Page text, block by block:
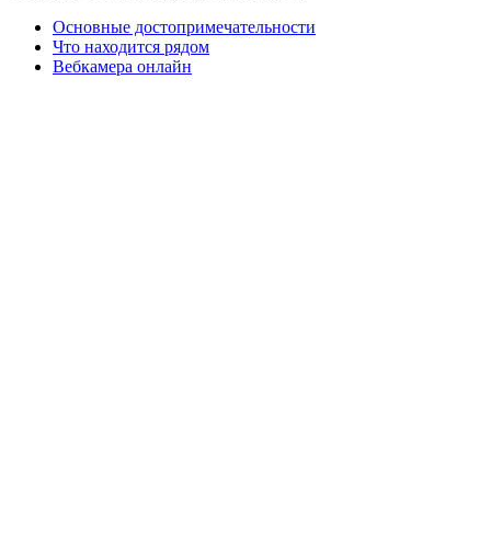
Основные достопримечательности
Что находится рядом
Вебкамера онлайн